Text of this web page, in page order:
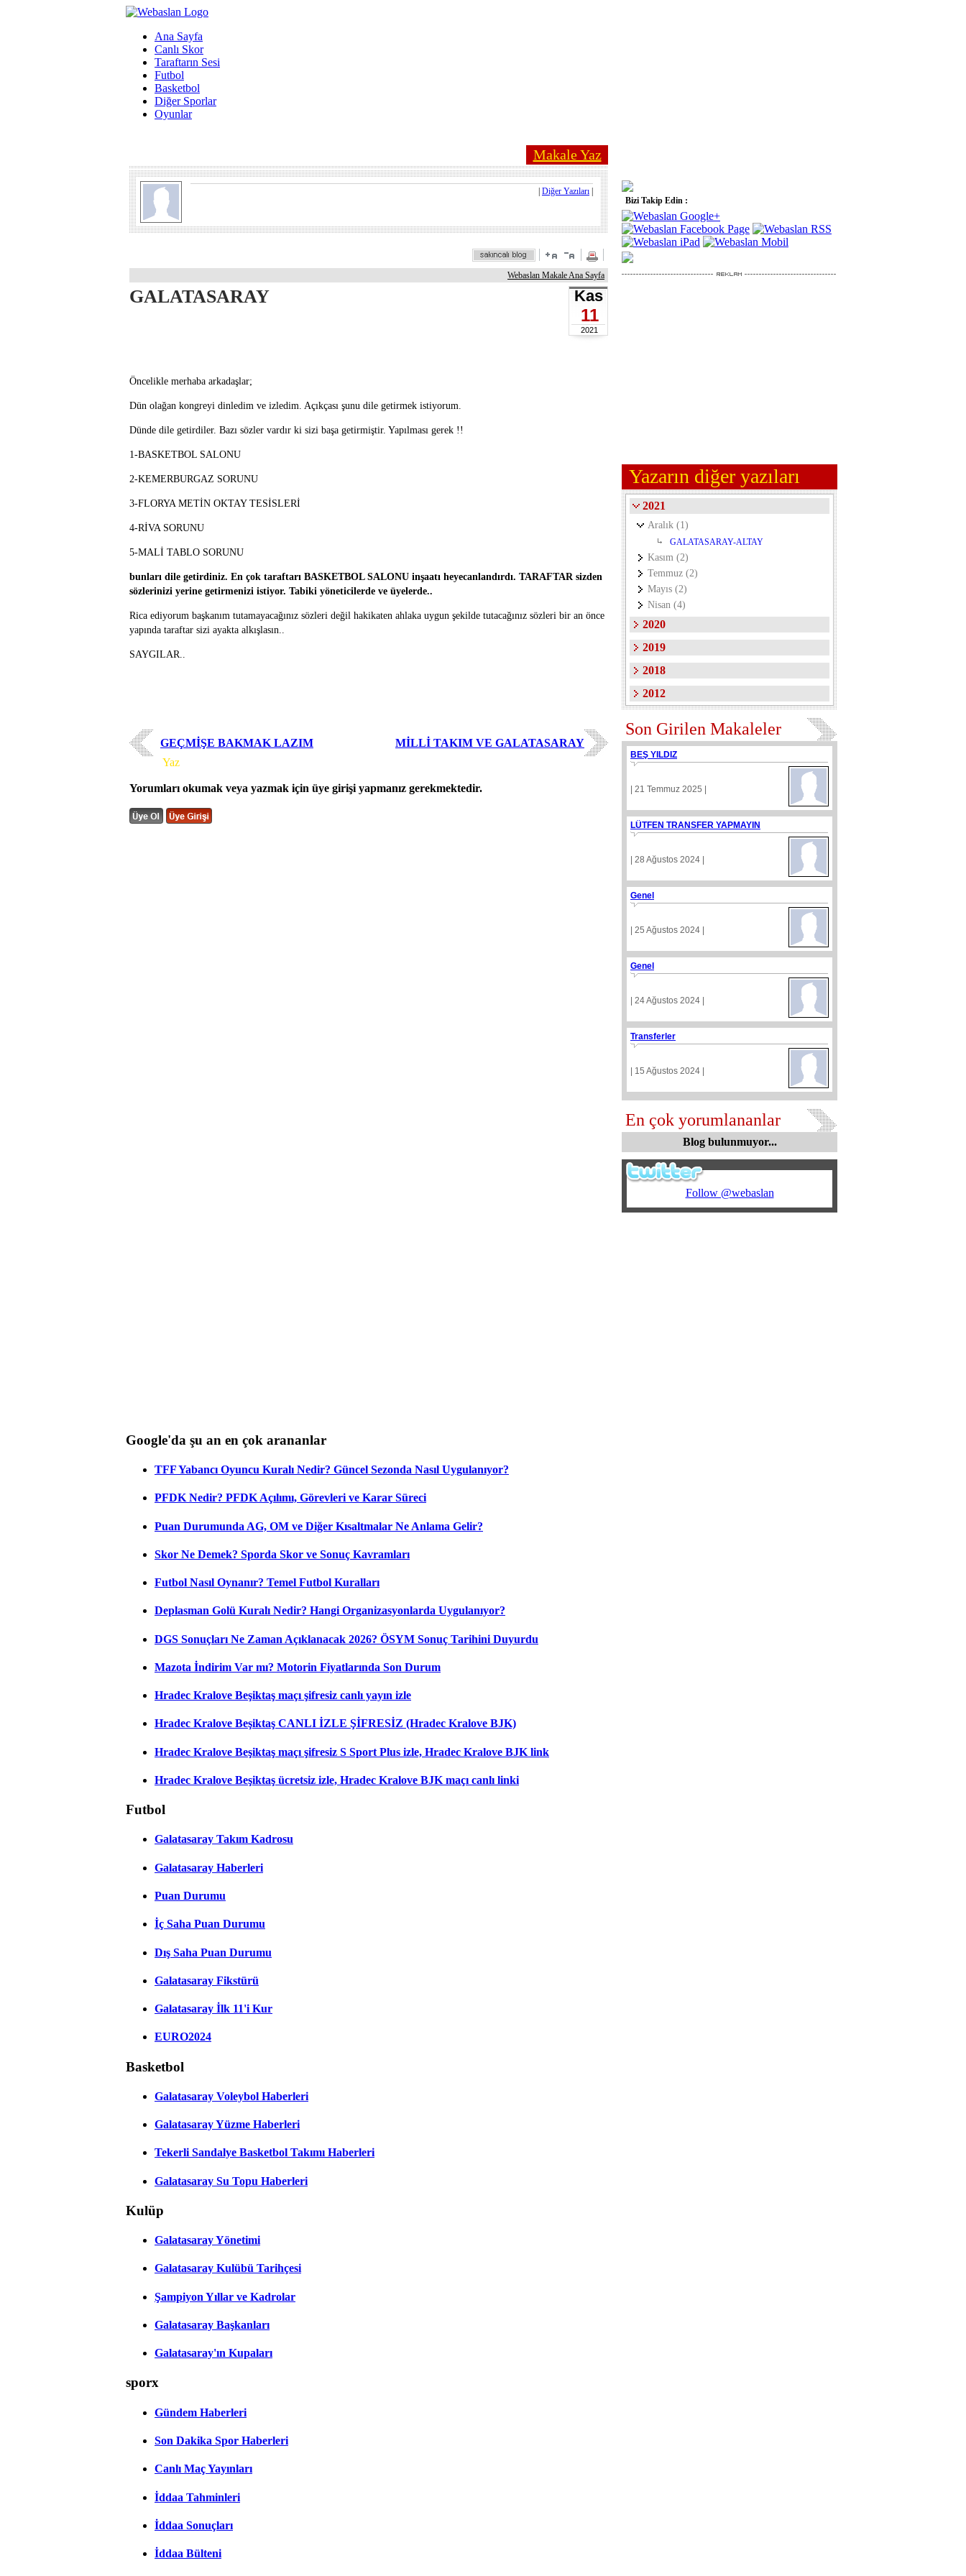
Ana Sayfa
Canlı Skor
Taraftarın Sesi
Futbol
Basketbol
Diğer Sporlar
Oyunlar
Makale Yaz
Diğer Yazıları
Webaslan Makale Ana Sayfa
GALATASARAY Kas
11
2021
Öncelikle merhaba arkadaşlar;
Dün olağan kongreyi dinledim ve izledim. Açıkçası şunu dile getirmek istiyorum.
Dünde dile getirdiler. Bazı sözler vardır ki sizi başa getirmiştir. Yapılması gerek !!
1-BASKETBOL SALONU
2-KEMERBURGAZ SORUNU
3-FLORYA METİN OKTAY TESİSLERİ
4-RİVA SORUNU
5-MALİ TABLO SORUNU
bunları dile getirdiniz. En çok taraftarı BASKETBOL SALONU inşaatı heyecanlandırdı. TARAFTAR sizden
sözlerinizi yerine getirmenizi istiyor. Tabiki yöneticilerde ve üyelerde..
Rica ediyorum başkanım tutamayacağınız sözleri değil hakikaten ahlaka uygun şekilde tutacağınız sözleri bir an önce
yapında taraftar sizi ayakta alkışlasın..
SAYGILAR..
GEÇMİŞE BAKMAK LAZIM
MİLLİ TAKIM VE GALATASARAY
Yaz
Yorumları okumak veya yazmak için üye girişi yapmanız gerekmektedir.
Bizi Takip Edin :
Yazarın diğer yazıları
2021
Aralık (1)
GALATASARAY-ALTAY
Kasım (2)
Temmuz (2)
Mayıs (2)
Nisan (4)
2020
2019
2018
2012
Son Girilen Makaleler
BEŞ YILDIZ
| 21 Temmuz 2025 |
LÜTFEN TRANSFER YAPMAYIN
| 28 Ağustos 2024 |
Genel
| 25 Ağustos 2024 |
Genel
| 24 Ağustos 2024 |
Transferler
| 15 Ağustos 2024 |
En çok yorumlananlar
Blog bulunmuyor...
Follow @webaslan
Google'da şu an en çok arananlar
TFF Yabancı Oyuncu Kuralı Nedir? Güncel Sezonda Nasıl Uygulanıyor?
PFDK Nedir? PFDK Açılımı, Görevleri ve Karar Süreci
Puan Durumunda AG, OM ve Diğer Kısaltmalar Ne Anlama Gelir?
Skor Ne Demek? Sporda Skor ve Sonuç Kavramları
Futbol Nasıl Oynanır? Temel Futbol Kuralları
Deplasman Golü Kuralı Nedir? Hangi Organizasyonlarda Uygulanıyor?
DGS Sonuçları Ne Zaman Açıklanacak 2026? ÖSYM Sonuç Tarihini Duyurdu
Mazota İndirim Var mı? Motorin Fiyatlarında Son Durum
Hradec Kralove Beşiktaş maçı şifresiz canlı yayın izle
Hradec Kralove Beşiktaş CANLI İZLE ŞİFRESİZ (Hradec Kralove BJK)
Hradec Kralove Beşiktaş maçı şifresiz S Sport Plus izle, Hradec Kralove BJK link
Hradec Kralove Beşiktaş ücretsiz izle, Hradec Kralove BJK maçı canlı linki
Futbol
Galatasaray Takım Kadrosu
Galatasaray Haberleri
Puan Durumu
İç Saha Puan Durumu
Dış Saha Puan Durumu
Galatasaray Fikstürü
Galatasaray İlk 11'i Kur
EURO2024
Basketbol
Galatasaray Voleybol Haberleri
Galatasaray Yüzme Haberleri
Tekerli Sandalye Basketbol Takımı Haberleri
Galatasaray Su Topu Haberleri
Kulüp
Galatasaray Yönetimi
Galatasaray Kulübü Tarihçesi
Şampiyon Yıllar ve Kadrolar
Galatasaray Başkanları
Galatasaray'ın Kupaları
sporx
Gündem Haberleri
Son Dakika Spor Haberleri
Canlı Maç Yayınları
İddaa Tahminleri
İddaa Sonuçları
İddaa Bülteni